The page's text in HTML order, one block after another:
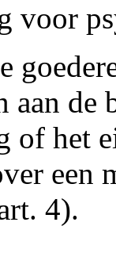
voor
aan de
of het
een
4).